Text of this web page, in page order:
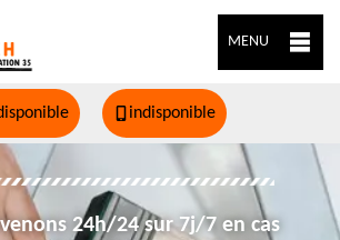
MENU
indisponible
24h/24 sur 7j/7 en cas